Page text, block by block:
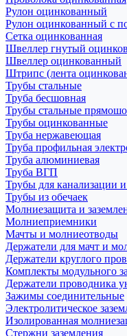
Рулон оцинкованный
Рулон оцинкованный с
Сетка оцинкованная
Швеллер гнутый
Швеллер оцинкованный
Штрипс (лента
Трубы стальные
Труба бесшовная
Трубы стальные
Трубы оцинкованные
Труба нержавеющая
Труба профильная
Труба алюминиевая
Труба ВГП
Трубы для канализации и
Трубы из обечаек
Молниезащита и
Молниеприемники
Мачты и молниеотводы
Держатели для мачт и
Держатели круглого
Комплекты модульного
Держатели проводника
Зажимы соединительные
Электролитическое
Изолированная
Стержни заземления